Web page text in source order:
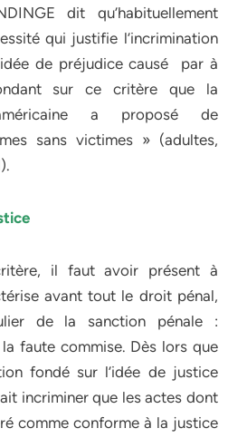
dit qu’habituellement
qui justifie l’incrimination
de préjudice causé par à
sur ce critère que la
a proposé de
sans victimes » (adultes,
il faut avoir présent à
avant tout le droit pénal,
de la sanction pénale :
faute commise. Dès lors que
fondé sur l’idée de justice
incriminer que les actes dont
comme conforme à la justice